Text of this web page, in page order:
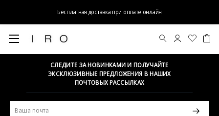
Бесплатная доставка при оплате онлайн
Элемент не найден
СЛЕДИТЕ ЗА НОВИНКАМИ И ПОЛУЧАЙТЕ
ЭКСКЛЮЗИВНЫЕ ПРЕДЛОЖЕНИЯ В НАШИХ
ПОЧТОВЫХ РАССЫЛКАХ